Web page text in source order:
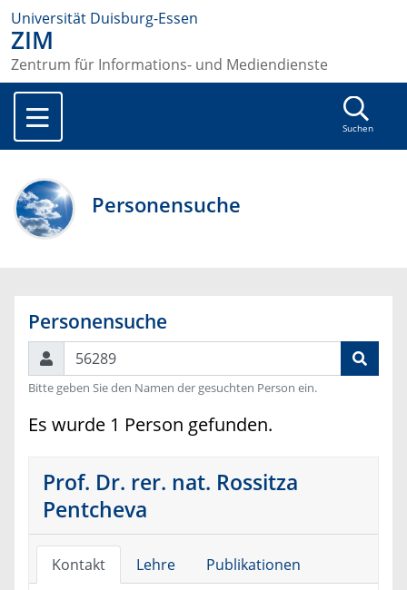
Universität Duisburg-Essen
ZIM
Zentrum für Informations- und Mediendienste
Suchen
Personensuche
Personensuche
Suchen
Bitte geben Sie den Namen der gesuchten Person ein.
Es wurde 1 Person gefunden.
Prof. Dr. rer. nat. Rossitza
Pentcheva
Kontakt Lehre Publikationen